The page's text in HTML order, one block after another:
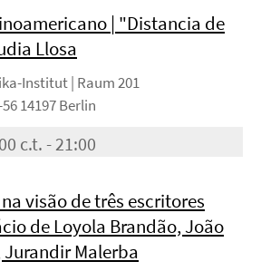
| "Distancia de
Llosa
Institut | Raum 201
14197 Berlin
c.t. - 21:00
visão de três escritores
de Loyola Brandão, João
Malerba